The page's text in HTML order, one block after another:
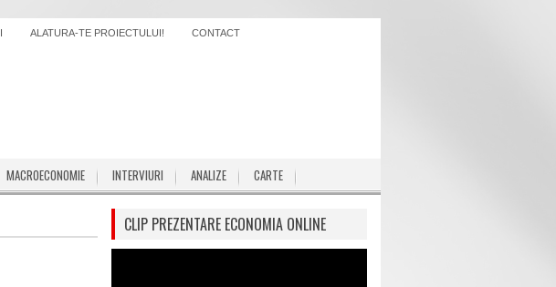
ALATURA-TE PROIECTULUI! CONTACT
MACROECONOMIE INTERVIURI ANALIZE CARTE
CLIP PREZENTARE ECONOMIA ONLINE